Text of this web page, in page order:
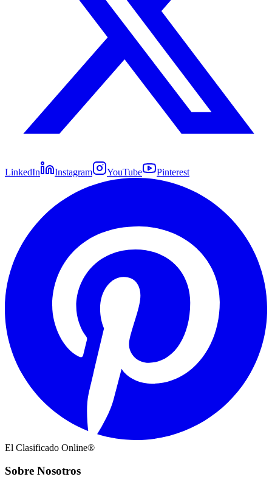
LinkedIn Instagram YouTube Pinterest
El Clasificado Online®
Sobre Nosotros